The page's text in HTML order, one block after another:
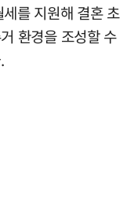
를 지원해 결혼 초
환경을 조성할 수